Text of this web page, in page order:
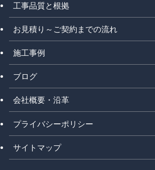
工事品質と根拠
お見積り～ご契約までの流れ
施工事例
ブログ
会社概要・沿革
プライバシーポリシー
サイトマップ